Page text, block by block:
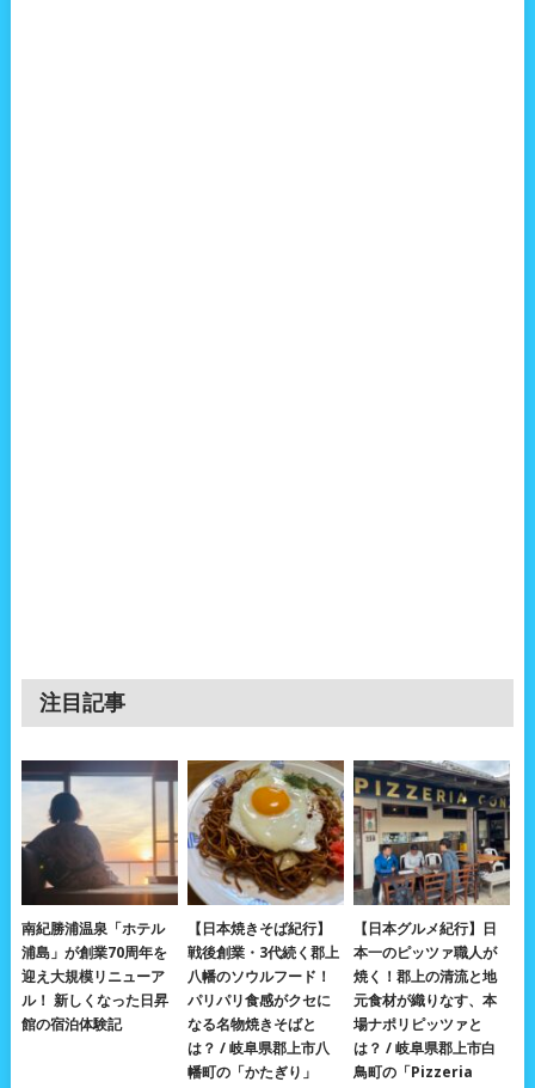
注目記事
南紀勝浦温泉「ホテル
浦島」が創業70周年を
迎え大規模リニューア
ル！ 新しくなった日昇
館の宿泊体験記
【日本焼きそば紀行】
戦後創業・3代続く郡上
八幡のソウルフード！
パリパリ食感がクセに
なる名物焼きそばと
は？ / 岐阜県郡上市八
幡町の「かたぎり」
【日本グルメ紀行】日
本一のピッツァ職人が
焼く！郡上の清流と地
元食材が織りなす、本
場ナポリピッツァと
は？ / 岐阜県郡上市白
鳥町の「Pizzeria